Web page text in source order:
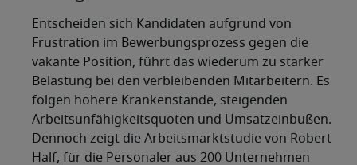
Entscheiden sich Kandidaten aufgrund von
Frustration im Bewerbungsprozess gegen die
vakante Position, führt das wiederum zu starker
Belastung bei den verbleibenden Mitarbeitern. Es
folgen höhere Krankenstände, steigenden
Arbeitsunfähigkeitsquoten und Umsatzeinbußen.
Dennoch zeigt die Arbeitsmarktstudie von Robert
Half, für die Personaler aus 200 Unternehmen